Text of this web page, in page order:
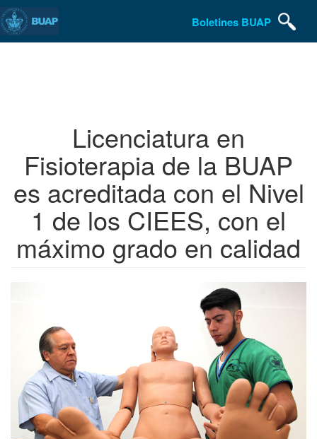
Boletines BUAP
Licenciatura en
Fisioterapia de la BUAP
es acreditada con el Nivel
1 de los CIEES, con el
máximo grado en calidad